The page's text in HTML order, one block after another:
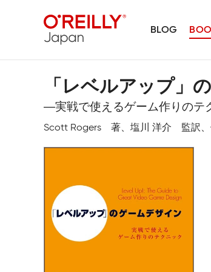
BLOG
「レベルアップ」
―実戦で使えるゲーム作りのテ
Scott Rogers 著、塩川 洋介 監訳